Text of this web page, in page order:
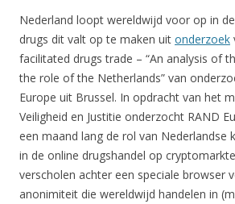
Nederland loopt wereldwijd voor op in
drugs dit valt op te maken uit onderzoek
facilitated drugs trade – “An analysis of
the role of the Netherlands” van
Europe uit Brussel. In opdracht van het
Veiligheid en Justitie onderzocht RAND
een maand lang de rol van Nederlandse
in de online drugshandel op
verscholen achter een speciale browser
anonimiteit die wereldwijd handelen in